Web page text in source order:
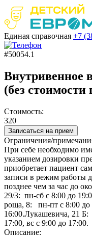
Единая справочная +7
#50054.1
Внутривенное
(без стоимости
Стоимость:
320
Записаться на прием
Ограничения/
При себе необходимо
указанием дозировки
приобретает пациент
записи в режим работы
позднее чем за час до
29/3: пн-сб с 8:00 до
роща, 8: пн-пт с 8:00 до
16:00.Лукашевича, 21 Б:
17:00, вс с 9:00 до 17:00.
Описание: